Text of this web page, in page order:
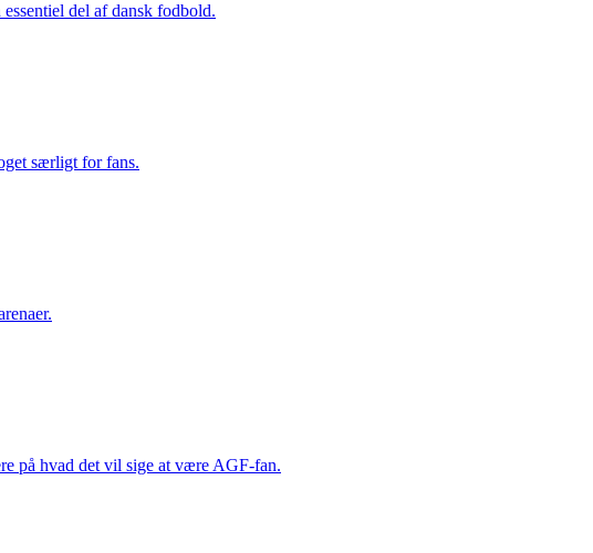
del af dansk fodbold.
særligt for fans.
på hvad det vil sige at være AGF-fan.